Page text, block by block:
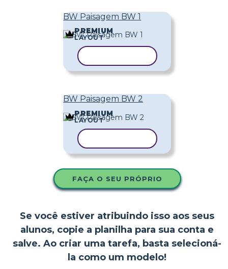
BW Paisagem BW 1
PREMIUM
LAYOUT
BW Paisagem BW 2
PREMIUM
LAYOUT
FAÇA O SEU PRÓPRIO
Se você estiver atribuindo isso aos seus
alunos, copie a planilha para sua conta e
salve. Ao criar uma tarefa, basta selecioná-
la como um modelo!